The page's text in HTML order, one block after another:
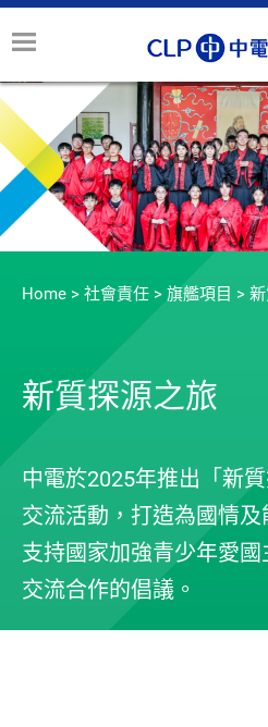
Home > 社會責任 > 旗艦項目 >
新質探源之旅
中電於2025年推出「新
交流活動，打造為國情及
支持國家加強青少年愛
交流合作的倡議。